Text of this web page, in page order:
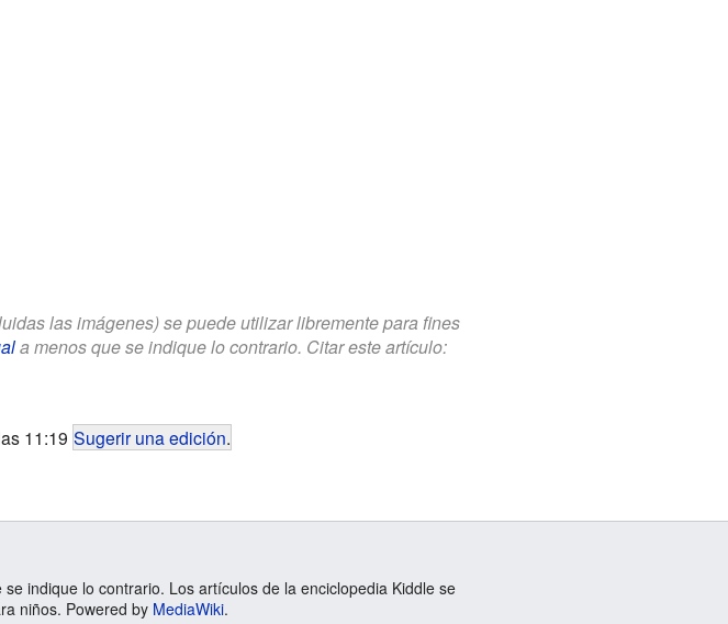
las imágenes) se puede utilizar libremente para fines
a menos que se indique lo contrario. Citar este artículo:
11:19 Sugerir una edición.
se indique lo contrario. Los artículos de la enciclopedia Kiddle se
niños. Powered by MediaWiki.